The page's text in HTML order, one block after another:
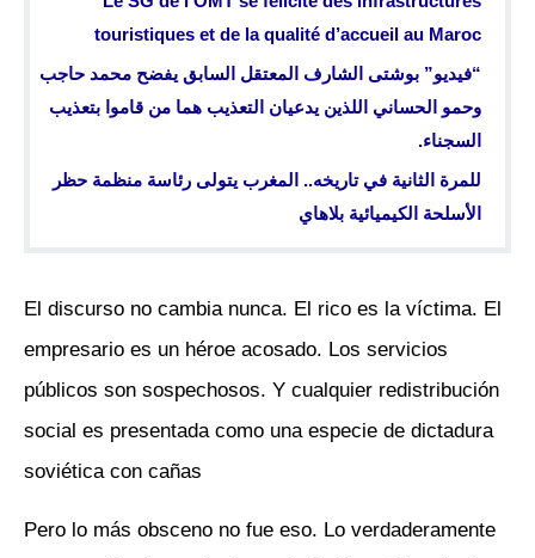
touristiques et de la qualité d’accueil au Maroc
“فيديو” بوشتى الشارف المعتقل السابق يفضح محمد حاجب
وحمو الحساني اللذين يدعيان التعذيب هما من قاموا بتعذيب
السجناء.
للمرة الثانية في تاريخه.. المغرب يتولى رئاسة منظمة حظر
الأسلحة الكيميائية بلاهاي
El discurso no cambia nunca. El rico es la víctima. El
empresario es un héroe acosado. Los servicios
públicos son sospechosos. Y cualquier redistribución
social es presentada como una especie de dictadura
soviética con cañas
Pero lo más obsceno no fue eso. Lo verdaderamente